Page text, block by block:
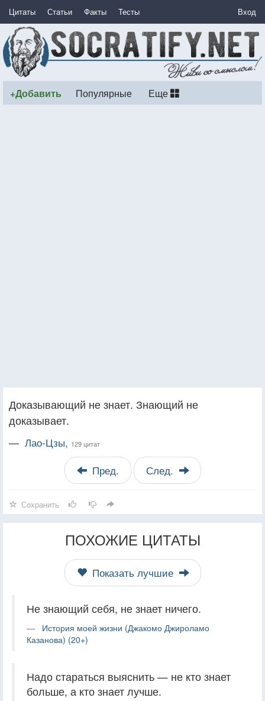
Цитаты Статьи Факты Тесты Вход
+Добавить Популярные Еще
Доказывающий не знает. Знающий не
доказывает.
— Лао-Цзы, 129 цитат
Пред. След.
Сохранить
ПОХОЖИЕ ЦИТАТЫ
Показать лучшие
Не знающий себя, не знает ничего.
История моей жизни (Джакомо Джироламо
Казанова) (20+)
Надо стараться выяснить — не кто знает
больше, а кто знает лучше.